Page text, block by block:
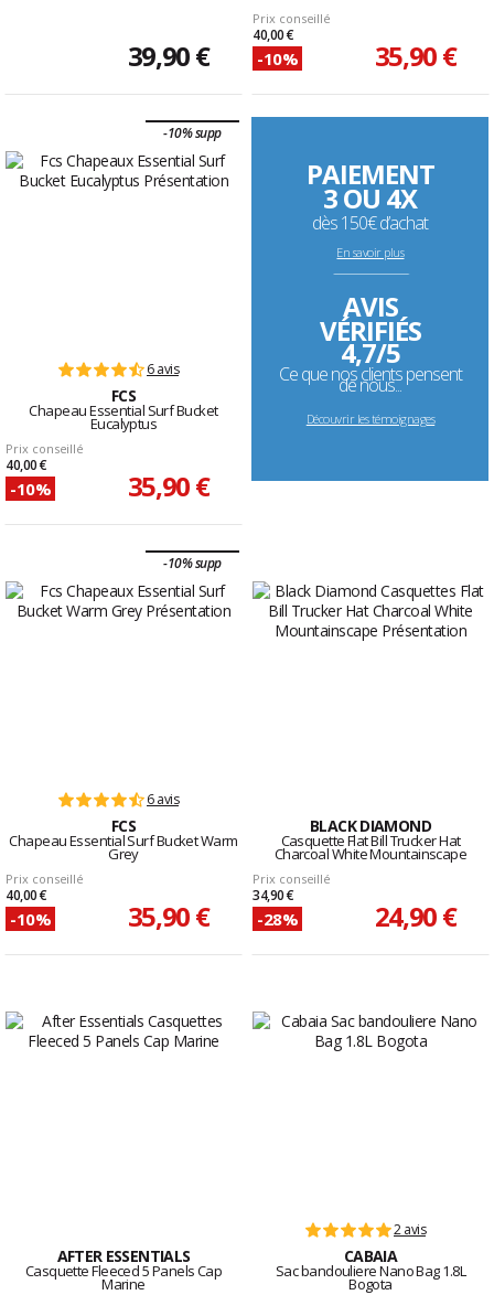
39,90 €
Prix conseillé
40,00 €
-10% 35,90 €
-10% supp
6 avis
FCS
Chapeau Essential Surf Bucket
Eucalyptus
Prix conseillé
40,00 €
-10% 35,90 €
PAIEMENT
3 OU 4X
dès 150€ d’achat
En savoir plus
--------------------------------------------------------------------
AVIS
VÉRIFIÉS
4,7/5
Ce que nos clients pensent
de nous...
Découvrir les témoignages
-10% supp
6 avis
FCS
Chapeau Essential Surf Bucket Warm
Grey
Prix conseillé
40,00 €
-10% 35,90 €
BLACK DIAMOND
Casquette Flat Bill Trucker Hat
Charcoal White Mountainscape
Prix conseillé
34,90 €
-28% 24,90 €
AFTER ESSENTIALS
Casquette Fleeced 5 Panels Cap
Marine
2 avis
CABAIA
Sac bandouliere Nano Bag 1.8L
Bogota